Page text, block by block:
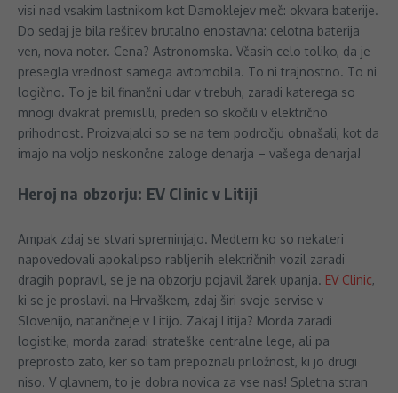
visi nad vsakim lastnikom kot Damoklejev meč: okvara baterije.
Do sedaj je bila rešitev brutalno enostavna: celotna baterija
ven, nova noter. Cena? Astronomska. Včasih celo toliko, da je
presegla vrednost samega avtomobila. To ni trajnostno. To ni
logično. To je bil finančni udar v trebuh, zaradi katerega so
mnogi dvakrat premislili, preden so skočili v električno
prihodnost. Proizvajalci so se na tem področju obnašali, kot da
imajo na voljo neskončne zaloge denarja – vašega denarja!
Heroj na obzorju: EV Clinic v Litiji
Ampak zdaj se stvari spreminjajo. Medtem ko so nekateri
napovedovali apokalipso rabljenih električnih vozil zaradi
dragih popravil, se je na obzorju pojavil žarek upanja. EV Clinic,
ki se je proslavil na Hrvaškem, zdaj širi svoje servise v
Slovenijo, natančneje v Litijo. Zakaj Litija? Morda zaradi
logistike, morda zaradi strateške centralne lege, ali pa
preprosto zato, ker so tam prepoznali priložnost, ki jo drugi
niso. V glavnem, to je dobra novica za vse nas! Spletna stran